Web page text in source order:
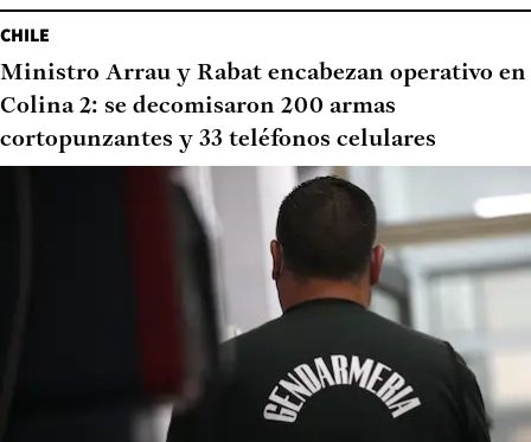
CHILE
Ministro Arrau y Rabat encabezan operativo en
Colina 2: se decomisaron 200 armas
cortopunzantes y 33 teléfonos celulares